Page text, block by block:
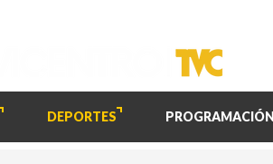
DEPORTES PROGRAMACIÓN